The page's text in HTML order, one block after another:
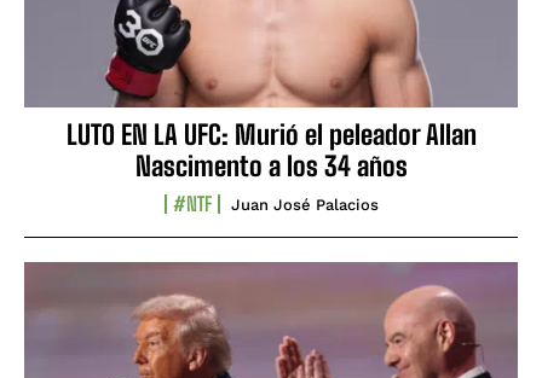
LUTO EN LA UFC: Murió el peleador Allan
Nascimento a los 34 años
#NTF Juan José Palacios